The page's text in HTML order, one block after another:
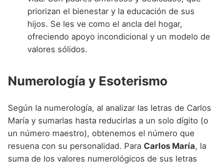
priorizan el bienestar y la educación de sus
hijos. Se les ve como el ancla del hogar,
ofreciendo apoyo incondicional y un modelo de
valores sólidos.
Numerología y Esoterismo
Según la numerología, al analizar las letras de Carlos
María y sumarlas hasta reducirlas a un solo dígito (o
un número maestro), obtenemos el número que
resuena con su personalidad. Para Carlos María, la
suma de los valores numerológicos de sus letras